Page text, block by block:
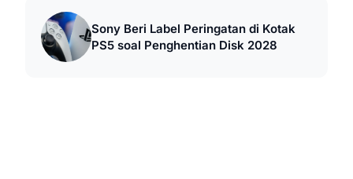
Sony Beri Label Peringatan di Kotak
PS5 soal Penghentian Disk 2028